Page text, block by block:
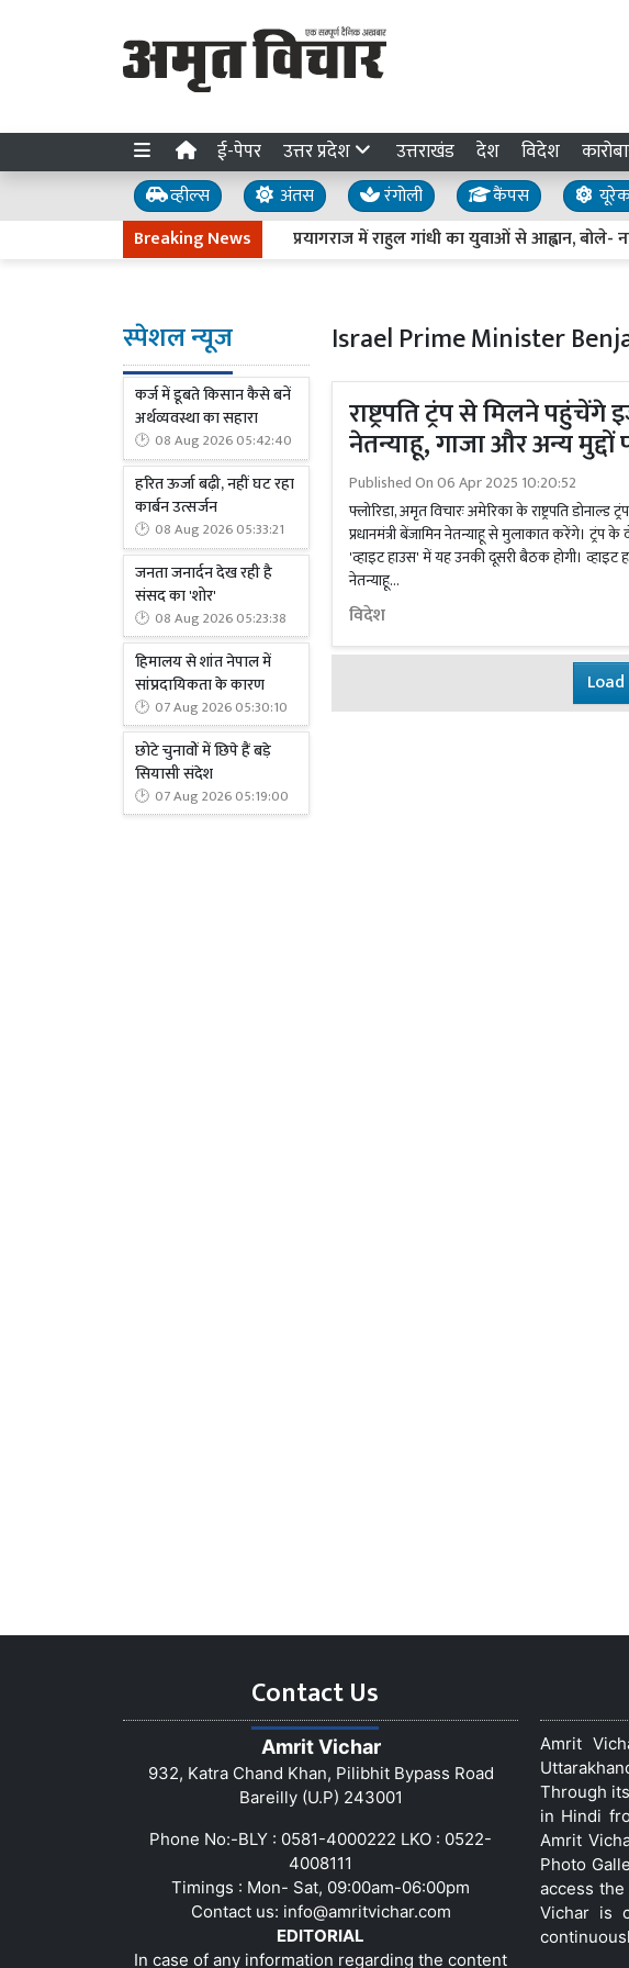
ई-पेपर उत्तर प्रदेश उत्तराखंड देश विदेश
व्हील्स अंतस रंगोली कैंपस
Breaking News
प्रयागराज में राहुल गांधी का युवाओं से आह्वान, बोले-
स्पेशल न्यूज
कर्ज में डूबते किसान कैसे बनें
अर्थव्यवस्था का सहारा
08 Aug 2026 05:42:40
हरित ऊर्जा बढ़ी, नहीं घट रहा
कार्बन उत्सर्जन
08 Aug 2026 05:33:21
जनता जनार्दन देख रही है
संसद का 'शोर'
08 Aug 2026 05:23:38
हिमालय से शांत नेपाल में
सांप्रदायिकता के कारण
07 Aug 2026 05:30:10
छोटे चुनावों में छिपे हैं बड़े
सियासी संदेश
07 Aug 2026 05:19:00
Israel Prime Minister
राष्ट्रपति ट्रंप से मिलने पहुंचेंगे
नेतन्याहू, गाजा और अन्य मुद्दों
Published On06 Apr 2025 10:20:52
फ्लोरिडा, अमृत विचारः अमेरिका के राष्ट्रपति डोनाल्ड
प्रधानमंत्री बेंजामिन नेतन्याहू से मुलाकात करेंगे। ट्रंप के
'व्हाइट हाउस' में यह उनकी दूसरी बैठक होगी।
नेतन्याहू...
विदेश
Contact Us
Amrit Vichar
932, Katra Chand Khan, Pilibhit Bypass Road
Bareilly (U.P) 243001
Phone No:-BLY : 0581-4000222 LKO : 0522-
4008111
Timings : Mon- Sat, 09:00am-06:00pm
Contact us: info@amritvichar.com
EDITORIAL
In case of any information regarding the content
Amrit
Through
in Hindi
Amrit
Photo
access
Vichar is